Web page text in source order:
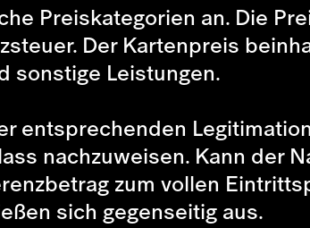
Preiskategorien an. Die
Der Kartenpreis
sonstige Leistungen.
entsprechenden
nachzuweisen. Kann der
zum vollen
sich gegenseitig aus.